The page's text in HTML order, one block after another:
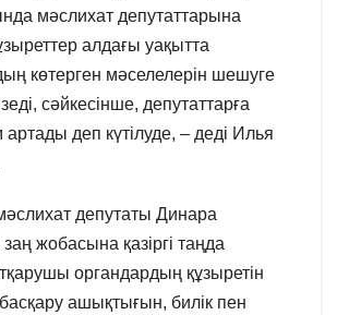
мәслихат депутаттарына
алдағы уақытта
көтерген мәселелерін шешуге
сәйкесінше, депутаттарға
артады деп күтілуде, – деді Илья
депутаты Динара
жобасына қазіргі таңда
органдардың құзыретін
ашықтығын, билік пен